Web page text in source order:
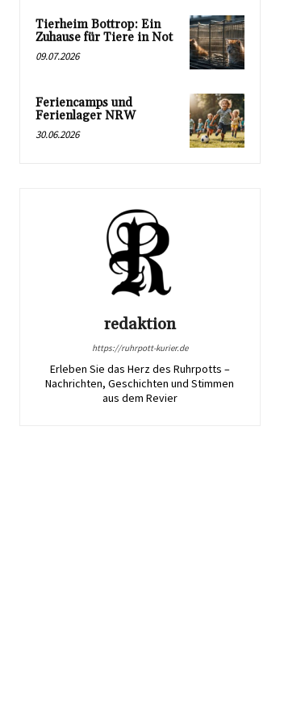
Tierheim Bottrop: Ein
Zuhause für Tiere in Not
09.07.2026
Feriencamps und
Ferienlager NRW
30.06.2026
redaktion
https://ruhrpott-kurier.de
Erleben Sie das Herz des Ruhrpotts –
Nachrichten, Geschichten und Stimmen
aus dem Revier